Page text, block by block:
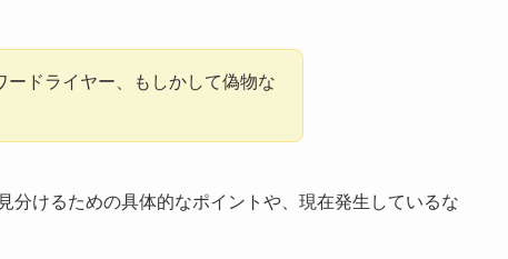
ードライヤー、もしかして偽物な
分けるための具体的なポイントや、現在発生しているな